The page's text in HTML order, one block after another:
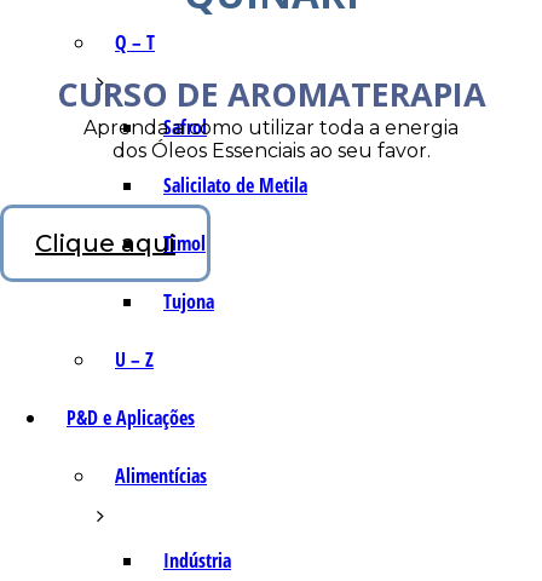
Q – T
Safrol
Salicilato de Metila
Timol
Tujona
U – Z
P&D e Aplicações
Alimentícias
Indústria
CURSO DE AROMATERAPIA
Aprenda a como utilizar toda a energia
dos Óleos Essenciais ao seu favor.
Clique aqui